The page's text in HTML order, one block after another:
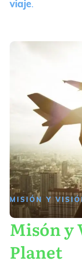
viaje.
MISIÓN Y
Misón y
Planet